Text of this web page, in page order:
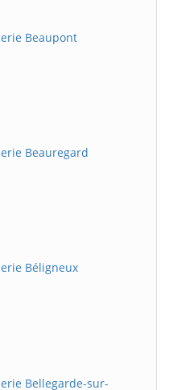
Beaupont
Beauregard
Béligneux
Bellegarde-sur-